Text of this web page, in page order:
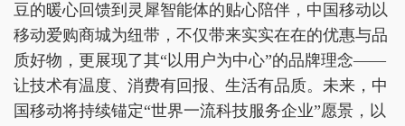
豆的暖心回馈到灵犀智能体的贴心陪伴，中国移动以
移动爱购商城为纽带，不仅带来实实在在的优惠与品
质好物，更展现了其“以用户为中心”的品牌理念——
让技术有温度、消费有回报、生活有品质。未来，中
国移动将持续锚定“世界一流科技服务企业”愿景，以